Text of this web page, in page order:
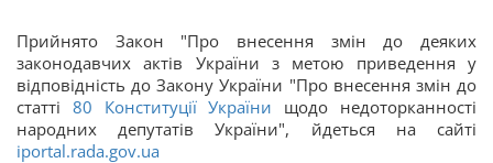
Прийнято Закон "Про внесення змін до деяких
законодавчих актів України з метою приведення у
відповідність до Закону України "Про внесення змін до
статті 80 Конституції України щодо недоторканності
народних депутатів України", йдеться на сайті
iportal.rada.gov.ua